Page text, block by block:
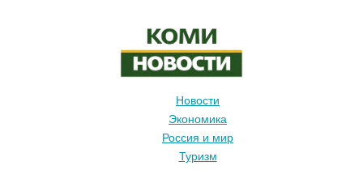
Новости
Экономика
Россия и мир
Туризм